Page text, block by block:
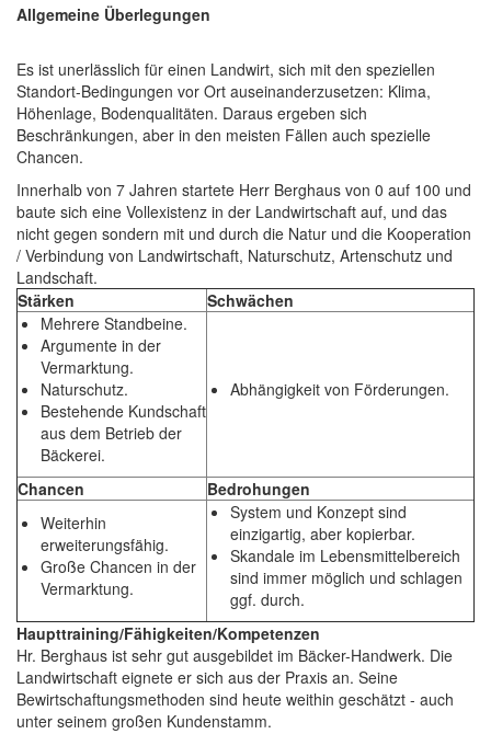
Allgemeine Überlegungen
Es ist unerlässlich für einen Landwirt, sich mit den speziellen
Standort-Bedingungen vor Ort auseinanderzusetzen: Klima,
Höhenlage, Bodenqualitäten. Daraus ergeben sich
Beschränkungen, aber in den meisten Fällen auch spezielle
Chancen.
Innerhalb von 7 Jahren startete Herr Berghaus von 0 auf 100 und
baute sich eine Vollexistenz in der Landwirtschaft auf, und das
nicht gegen sondern mit und durch die Natur und die Kooperation
/ Verbindung von Landwirtschaft, Naturschutz, Artenschutz und
Landschaft.
Stärken
Schwächen
Mehrere Standbeine.
Argumente in der
Vermarktung.
Naturschutz.
Bestehende Kundschaft
aus dem Betrieb der
Bäckerei.
Abhängigkeit von Förderungen.
Chancen
Bedrohungen
Weiterhin
erweiterungsfähig.
Große Chancen in der
Vermarktung.
System und Konzept sind
einzigartig, aber kopierbar.
Skandale im Lebensmittelbereich
sind immer möglich und schlagen
ggf. durch.
Haupttraining/Fähigkeiten/Kompetenzen
Hr. Berghaus ist sehr gut ausgebildet im Bäcker-Handwerk. Die
Landwirtschaft eignete er sich aus der Praxis an. Seine
Bewirtschaftungsmethoden sind heute weithin geschätzt - auch
unter seinem großen Kundenstamm.